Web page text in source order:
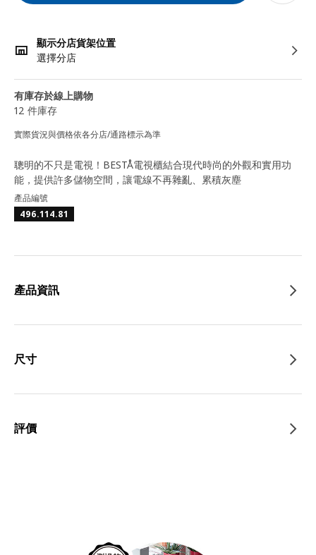
顯示分店貨架位置
選擇分店
有庫存於線上購物
12 件庫存
實際貨況與價格依各分店/通路標示為準
聰明的不只是電視！BESTÅ電視櫃結合現代時尚的外觀和實用功
能，提供許多儲物空間，讓電線不再雜亂、累積灰塵
產品編號
496.114.81
產品資訊
尺寸
評價